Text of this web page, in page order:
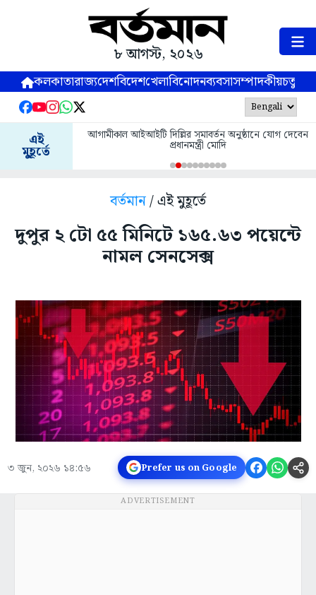
৮ আগস্ট, ২০২৬
কলকাতারাজ্যদেশবিদেশখেলাবিনোদনব্যবসাসম্পাদকীয়
এই
মুহূর্তে
আগামীকাল আইআইটি দিল্লির সমাবর্তন অনুষ্ঠানে যোগ দেবেন
প্রধানমন্ত্রী মোদি
বর্তমান/ এই মুহূর্তে
দুপুর ২ টো ৫৫ মিনিটে ১৬৫.৬৩ পয়েন্টে
নামল সেনসেক্স
৩ জুন, ২০২৬ ১৪:৫৬ Prefer us on Google
ADVERTISEMENT